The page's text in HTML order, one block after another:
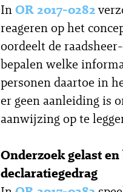
InOR 2017-0282
reageren op het
oordeelt de
bepalen welke
personen daartoe in
er geen aanleiding is
aanwijzing op te
Onderzoek gelast
declaratiegedrag